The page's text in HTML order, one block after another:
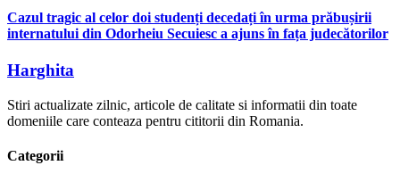
Cazul tragic al celor doi studenți decedați în urma prăbușirii
internatului din Odorheiu Secuiesc a ajuns în fața judecătorilor
Harghita
Stiri actualizate zilnic, articole de calitate si informatii din toate
domeniile care conteaza pentru cititorii din Romania.
Categorii